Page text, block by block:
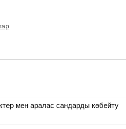
мен аралас сандарды көбейту